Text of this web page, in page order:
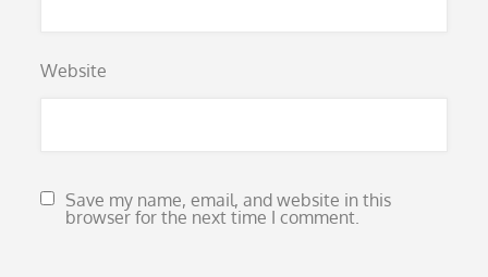
Website
Save my name, email, and website in this
browser for the next time I comment.